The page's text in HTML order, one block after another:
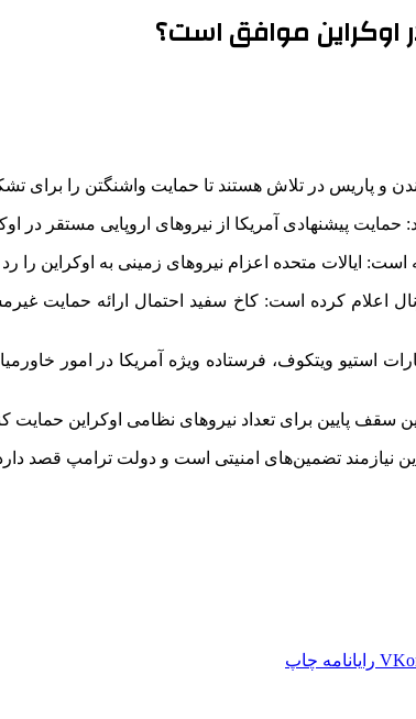
در اوکراین موافق است؟
و پاریس در تلاش هستند تا حمایت واشنگتن را برای
حمایت پیشنهادی آمریکا از نیروهای اروپایی مستقر
است: ایالات متحده اعزام نیروهای زمینی به اوکراین را
اعلام کرده است: کاخ سفید احتمال ارائه حمایت
استیو ویتکوف، فرستاده ویژه آمریکا در امور
سقف پایین برای تعداد نیروهای نظامی اوکراین حمایت
نیازمند تضمین‌های امنیتی است و دولت ترامپ قصد
رایانامه چاپ